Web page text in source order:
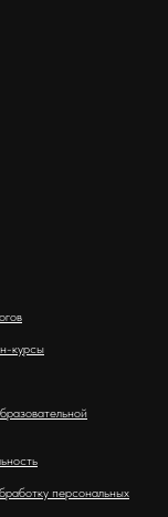
курсы
персональных